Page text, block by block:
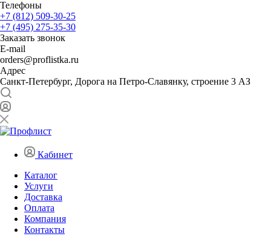
Телефоны
+7 (812) 509-30-25
+7 (495) 275-35-30
Заказать звонок
E-mail
orders@proflistka.ru
Адрес
Санкт-Петербург, Дорога на Петро-Славянку, строение 3 АЗ
Кабинет
Каталог
Услуги
Доставка
Оплата
Компания
Контакты